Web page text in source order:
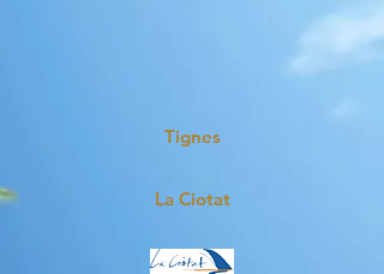
Tignes
La Ciotat